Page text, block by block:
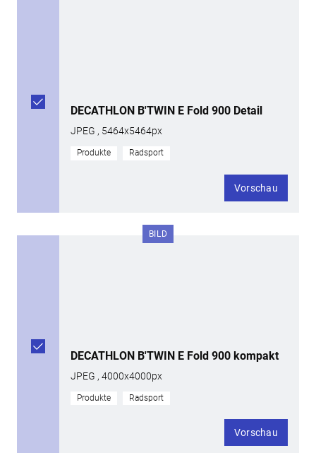
DECATHLON B'TWIN E Fold 900 Detail
JPEG , 5464x5464px
Produkte Radsport
Vorschau
BILD
DECATHLON B'TWIN E Fold 900 kompakt
JPEG , 4000x4000px
Produkte Radsport
Vorschau